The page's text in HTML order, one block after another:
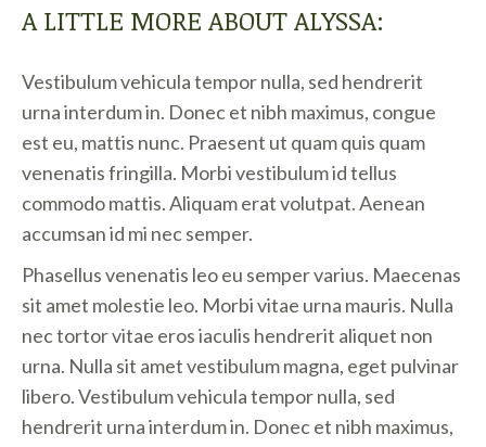
A LITTLE MORE ABOUT ALYSSA:
Vestibulum vehicula tempor nulla, sed hendrerit
urna interdum in. Donec et nibh maximus, congue
est eu, mattis nunc. Praesent ut quam quis quam
venenatis fringilla. Morbi vestibulum id tellus
commodo mattis. Aliquam erat volutpat. Aenean
accumsan id mi nec semper.
Phasellus venenatis leo eu semper varius. Maecenas
sit amet molestie leo. Morbi vitae urna mauris. Nulla
nec tortor vitae eros iaculis hendrerit aliquet non
urna. Nulla sit amet vestibulum magna, eget pulvinar
libero. Vestibulum vehicula tempor nulla, sed
hendrerit urna interdum in. Donec et nibh maximus,